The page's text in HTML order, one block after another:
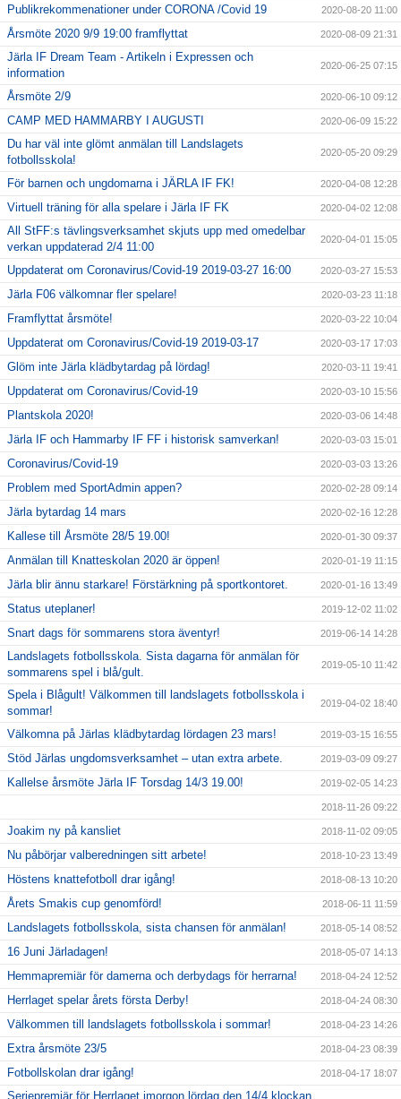
Publikrekommenationer under CORONA /Covid 19 2020-08-20 11:00
Årsmöte 2020 9/9 19:00 framflyttat 2020-08-09 21:31
Järla IF Dream Team - Artikeln i Expressen och
information
2020-06-25 07:15
Årsmöte 2/9 2020-06-10 09:12
CAMP MED HAMMARBY I AUGUSTI 2020-06-09 15:22
Du har väl inte glömt anmälan till Landslagets
fotbollsskola!
2020-05-20 09:29
För barnen och ungdomarna i JÄRLA IF FK! 2020-04-08 12:28
Virtuell träning för alla spelare i Järla IF FK 2020-04-02 12:08
All StFF:s tävlingsverksamhet skjuts upp med omedelbar
verkan uppdaterad 2/4 11:00
2020-04-01 15:05
Uppdaterat om Coronavirus/Covid-19 2019-03-27 16:00 2020-03-27 15:53
Järla F06 välkomnar fler spelare! 2020-03-23 11:18
Framflyttat årsmöte! 2020-03-22 10:04
Uppdaterat om Coronavirus/Covid-19 2019-03-17 2020-03-17 17:03
Glöm inte Järla klädbytardag på lördag! 2020-03-11 19:41
Uppdaterat om Coronavirus/Covid-19 2020-03-10 15:56
Plantskola 2020! 2020-03-06 14:48
Järla IF och Hammarby IF FF i historisk samverkan! 2020-03-03 15:01
Coronavirus/Covid-19 2020-03-03 13:26
Problem med SportAdmin appen? 2020-02-28 09:14
Järla bytardag 14 mars 2020-02-16 12:28
Kallese till Årsmöte 28/5 19.00! 2020-01-30 09:37
Anmälan till Knatteskolan 2020 är öppen! 2020-01-19 11:15
Järla blir ännu starkare! Förstärkning på sportkontoret. 2020-01-16 13:49
Status uteplaner! 2019-12-02 11:02
Snart dags för sommarens stora äventyr! 2019-06-14 14:28
Landslagets fotbollsskola. Sista dagarna för anmälan för
sommarens spel i blå/gult.
2019-05-10 11:42
Spela i Blågult! Välkommen till landslagets fotbollsskola i
sommar!
2019-04-02 18:40
Välkomna på Järlas klädbytardag lördagen 23 mars! 2019-03-15 16:55
Stöd Järlas ungdomsverksamhet – utan extra arbete. 2019-03-09 09:27
Kallelse årsmöte Järla IF Torsdag 14/3 19.00! 2019-02-05 14:23
2018-11-26 09:22
Joakim ny på kansliet 2018-11-02 09:05
Nu påbörjar valberedningen sitt arbete! 2018-10-23 13:49
Höstens knattefotboll drar igång! 2018-08-13 10:20
Årets Smakis cup genomförd! 2018-06-11 11:59
Landslagets fotbollsskola, sista chansen för anmälan! 2018-05-14 08:52
16 Juni Järladagen! 2018-05-07 14:13
Hemmapremiär för damerna och derbydags för herrarna! 2018-04-24 12:52
Herrlaget spelar årets första Derby! 2018-04-24 08:30
Välkommen till landslagets fotbollsskola i sommar! 2018-04-23 14:26
Extra årsmöte 23/5 2018-04-23 08:39
Fotbollskolan drar igång! 2018-04-17 18:07
Seriepremiär för Herrlaget imorgon lördag den 14/4 klockan